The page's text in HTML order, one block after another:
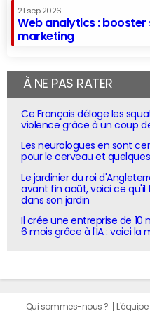
21 sep 2026
Web analytics :
marketing
À NE PAS RATER
Ce Français déloge les
violence grâce à un coup
Les neurologues en sont
pour le cerveau et
Le jardinier du roi
avant fin août, voici ce
dans son jardin
Il crée une entreprise de 10
6 mois grâce à l'IA : voici la
Qui sommes-nous ? L'équipe